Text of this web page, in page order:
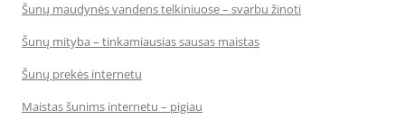
Šunų maudynės vandens telkiniuose – svarbu žinoti
Šunų mityba – tinkamiausias sausas maistas
Šunų prekės internetu
Maistas šunims internetu – pigiau